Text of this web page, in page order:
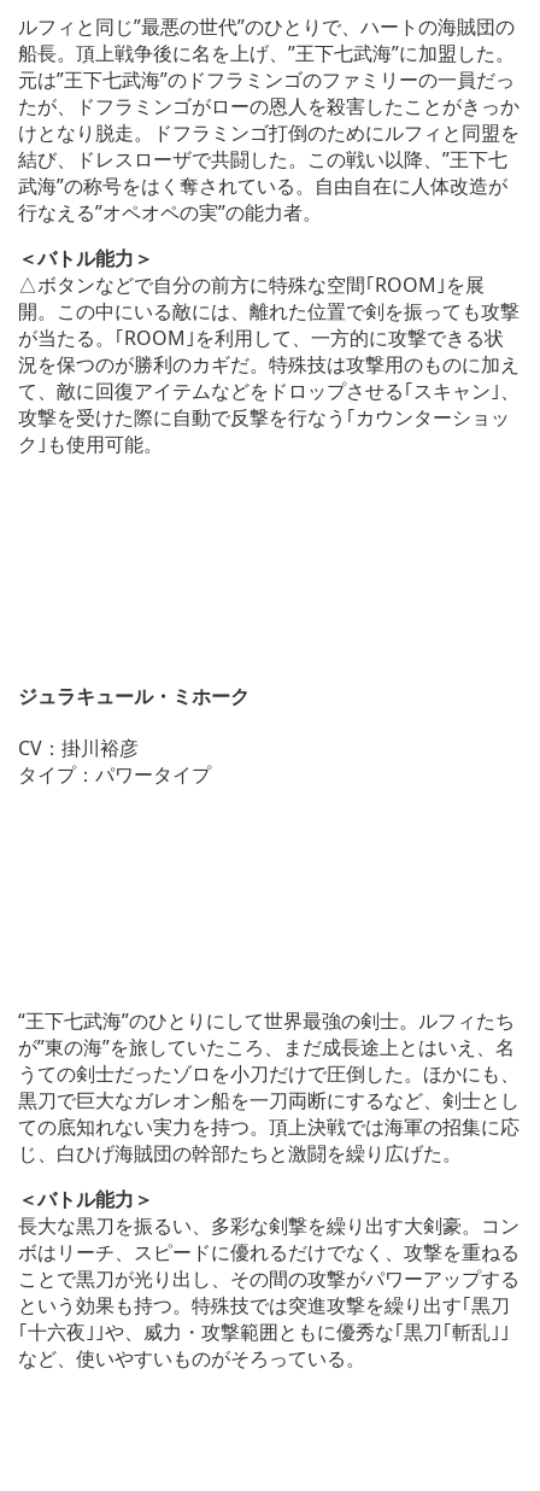
ルフィと同じ”最悪の世代”のひとりで、ハートの海賊団の
船長。頂上戦争後に名を上げ、”王下七武海”に加盟した。
元は”王下七武海”のドフラミンゴのファミリーの一員だっ
たが、ドフラミンゴがローの恩人を殺害したことがきっか
けとなり脱走。ドフラミンゴ打倒のためにルフィと同盟を
結び、ドレスローザで共闘した。この戦い以降、”王下七
武海”の称号をはく奪されている。自由自在に人体改造が
行なえる”オペオペの実”の能力者。
＜バトル能力＞
△ボタンなどで自分の前方に特殊な空間｢ROOM｣を展
開。この中にいる敵には、離れた位置で剣を振っても攻撃
が当たる。｢ROOM｣を利用して、一方的に攻撃できる状
況を保つのが勝利のカギだ。特殊技は攻撃用のものに加え
て、敵に回復アイテムなどをドロップさせる｢スキャン｣、
攻撃を受けた際に自動で反撃を行なう｢カウンターショッ
ク｣も使用可能。
ジュラキュール・ミホーク
CV：掛川裕彦
タイプ：パワータイプ
“王下七武海”のひとりにして世界最強の剣士。ルフィたち
が”東の海”を旅していたころ、まだ成長途上とはいえ、名
うての剣士だったゾロを小刀だけで圧倒した。ほかにも、
黒刀で巨大なガレオン船を一刀両断にするなど、剣士とし
ての底知れない実力を持つ。頂上決戦では海軍の招集に応
じ、白ひげ海賊団の幹部たちと激闘を繰り広げた。
＜バトル能力＞
長大な黒刀を振るい、多彩な剣撃を繰り出す大剣豪。コン
ボはリーチ、スピードに優れるだけでなく、攻撃を重ねる
ことで黒刀が光り出し、その間の攻撃がパワーアップする
という効果も持つ。特殊技では突進攻撃を繰り出す｢黒刀
｢十六夜｣｣や、威力・攻撃範囲ともに優秀な｢黒刀｢斬乱｣｣
など、使いやすいものがそろっている。